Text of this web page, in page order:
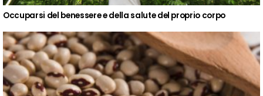
Occuparsi del benessere e della salute del proprio corpo